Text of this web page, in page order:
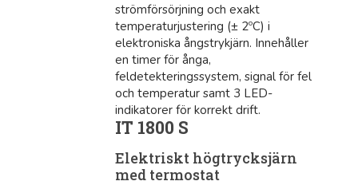
strömförsörjning och exakt
temperaturjustering (± 2ºC) i
elektroniska ångstrykjärn. Innehåller
en timer för ånga,
feldetekteringssystem, signal för fel
och temperatur samt 3 LED-
indikatorer för korrekt drift.
IT 1800 S
Elektriskt högtrycksjärn
med termostat